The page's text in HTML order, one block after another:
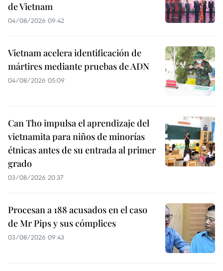
de Vietnam
04/08/2026 09:42
Vietnam acelera identificación de
mártires mediante pruebas de ADN
04/08/2026 05:09
Can Tho impulsa el aprendizaje del
vietnamita para niños de minorías
étnicas antes de su entrada al primer
grado
03/08/2026 20:37
Procesan a 188 acusados en el caso
de Mr Pips y sus cómplices
03/08/2026 09:43